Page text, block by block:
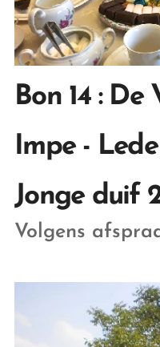
Bon 14 :
Impe - Lede
Jonge duif
Volgens